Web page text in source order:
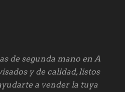
de segunda mano en A
y de calidad, listos
a vender la tuya